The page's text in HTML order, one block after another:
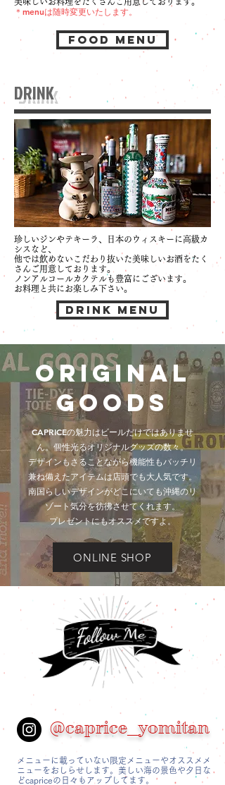
＊menuは随時変更いたします。
FOOD MENU
DRINK
珍しいジンやテキーラ、日本のウィスキーに高級カ
シスなど、
他では飲めないこだわり抜いた美味しいお酒をたく
さんご用意しております。
ノンアルコールカクテルも豊富にございます。
お料理と共にお楽しみ下さい。
DRINK MENU
ORIGINAL
GOODS
CAPRICEの魅力はビールだけではありませ
ん。個性光るオリジナルグッズの数々。
デザインもさることながら機能性もバッチリ
兼ね備えたアイテムは店頭でも大人気です。
南国らしいデザインがどこにいても沖縄のリ
ゾート気分を彷彿させてくれます。
プレゼントにもオススメですよ。
ONLINE SHOP
@caprice_yomitan
メニューに載っていない限定メニューやオススメメ
ニューをおしらせします。美しい海の景色や夕日な
どcapriceの日々もアップしてます。